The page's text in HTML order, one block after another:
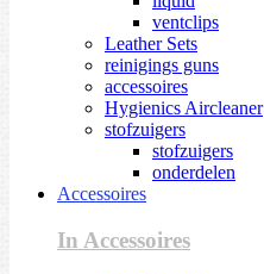
ventclips
Leather Sets
reinigings guns
accessoires
Hygienics Aircleaner
stofzuigers
stofzuigers
onderdelen
Accessoires
In Accessoires